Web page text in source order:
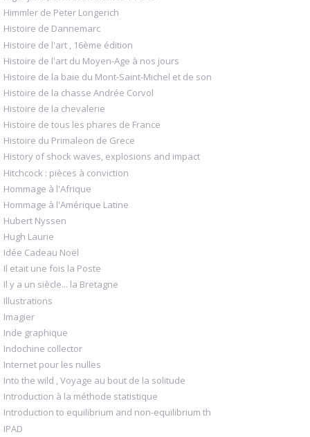
Himmler de Peter Longerich
Histoire de Dannemarc
Histoire de l'art , 16ème édition
Histoire de l'art du Moyen-Age à nos jours
Histoire de la baie du Mont-Saint-Michel et de son
Histoire de la chasse Andrée Corvol
Histoire de la chevalerie
Histoire de tous les phares de France
Histoire du Primaleon de Grece
History of shock waves, explosions and impact
Hitchcock : pièces à conviction
Hommage à l'Afrique
Hommage à l'Amérique Latine
Hubert Nyssen
Hugh Laurie
Idée Cadeau Noël
Il etait une fois la Poste
Il y a un siècle... la Bretagne
Illustrations
Imagier
Inde graphique
Indochine collector
Internet pour les nulles
Into the wild , Voyage au bout de la solitude
Introduction à la méthode statistique
Introduction to equilibrium and non-equilibrium th
IPAD